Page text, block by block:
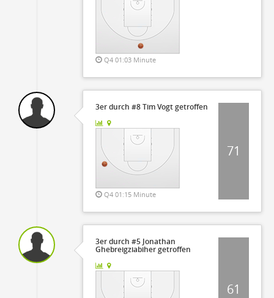
Q4 01:03 Minute
3er durch #8 Tim Vogt getroffen
Q4 01:15 Minute
71
3er durch #5 Jonathan
Ghebreigziabiher getroffen
61